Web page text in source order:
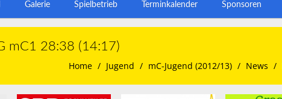
Galerie Spielbetrieb Terminkalender Sponsoren
mC1 28:38 (14:17)
Home Jugend mC-Jugend (2012/13) News